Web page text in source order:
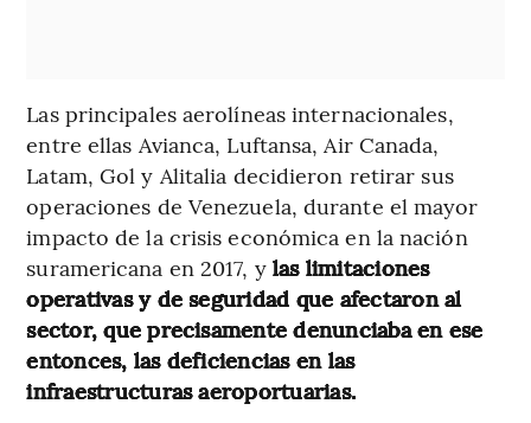
Las principales aerolíneas internacionales,
entre ellas Avianca, Luftansa, Air Canada,
Latam, Gol y Alitalia decidieron retirar sus
operaciones de Venezuela, durante el mayor
impacto de la crisis económica en la nación
suramericana en 2017, y las limitaciones
operativas y de seguridad que afectaron al
sector, que precisamente denunciaba en ese
entonces, las deficiencias en las
infraestructuras aeroportuarias.